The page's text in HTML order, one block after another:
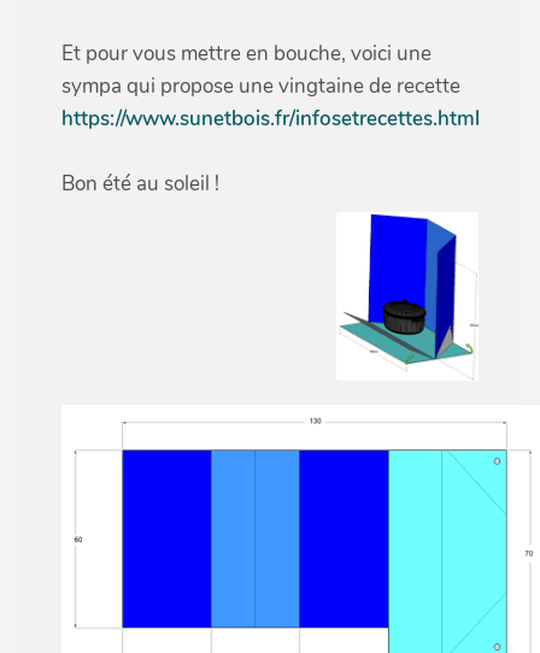
Et pour vous mettre en bouche, voici une
sympa qui propose une vingtaine de recette
https://www.sunetbois.fr/infosetrecettes.html
Bon été au soleil !